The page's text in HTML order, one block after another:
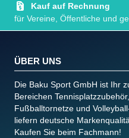
Kauf auf Rechnung
für Vereine, Öffentliche und
ÜBER UNS
Die Baku Sport GmbH ist Ihr
Bereichen
Fußballtornetze und
liefern deutsche
Kaufen Sie beim Fachmann!